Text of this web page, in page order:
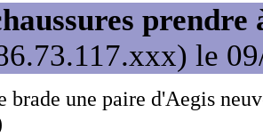
le
brade une paire d'Aegis